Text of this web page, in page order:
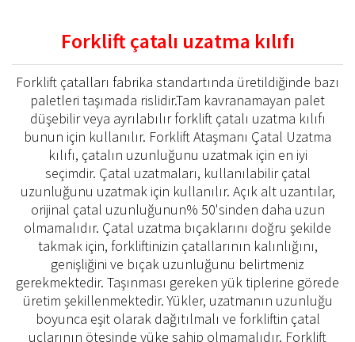
Forklift çatalı uzatma kılıfı
Forklift çatalları fabrika standartında üretildiğinde bazı
paletleri taşımada rislidir.Tam kavranamayan palet
düşebilir veya ayrılabılır forklift çatalı uzatma kılıfı
bunun için kullanılır. Forklift Ataşmanı Çatal Uzatma
kılıfı, çatalın uzunluğunu uzatmak için en iyi
seçimdir. Çatal uzatmaları, kullanılabilir çatal
uzunluğunu uzatmak için kullanılır. Açık alt uzantılar,
orijinal çatal uzunluğunun% 50'sinden daha uzun
olmamalıdır. Çatal uzatma bıçaklarını doğru şekilde
takmak için, forkliftinizin çatallarının kalınlığını,
genişliğini ve bıçak uzunluğunu belirtmeniz
gerekmektedir. Taşınması gereken yük tiplerine görede
üretim şekillenmektedir. Yükler, uzatmanın uzunluğu
boyunca eşit olarak dağıtılmalı ve forkliftin çatal
uçlarının ötesinde yüke sahip olmamalıdır. Forklift